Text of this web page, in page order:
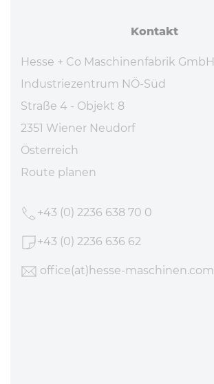
Kontakt
Hesse + Co Maschinenfabrik GmbH
Industriezentrum NÖ-Süd
Straße 4 - Objekt 8
2351 Wiener Neudorf
Österreich
Route planen
+43 (0) 2236 638 70 0
+43 (0) 2236 636 62
office(at)hesse-maschinen.com